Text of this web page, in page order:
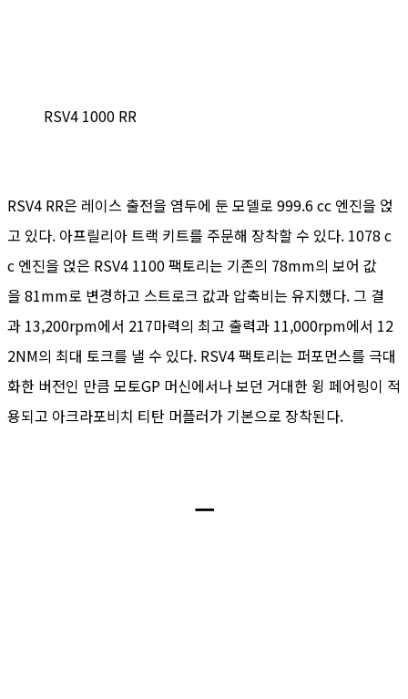
RSV4 1000 RR
RSV4 RR은 레이스 출전을 염두에 둔 모델로 999.6 cc 엔진을 얹
고 있다. 아프릴리아 트랙 키트를 주문해 장착할 수 있다. 1078 c
c 엔진을 얹은 RSV4 1100 팩토리는 기존의 78mm의 보어 값
을 81mm로 변경하고 스트로크 값과 압축비는 유지했다. 그 결
과 13,200rpm에서 217마력의 최고 출력과 11,000rpm에서 12
2NM의 최대 토크를 낼 수 있다. RSV4 팩토리는 퍼포먼스를 극대
화한 버전인 만큼 모토GP 머신에서나 보던 거대한 윙 페어링이 적
용되고 아크라포비치 티탄 머플러가 기본으로 장착된다.
ㅡ